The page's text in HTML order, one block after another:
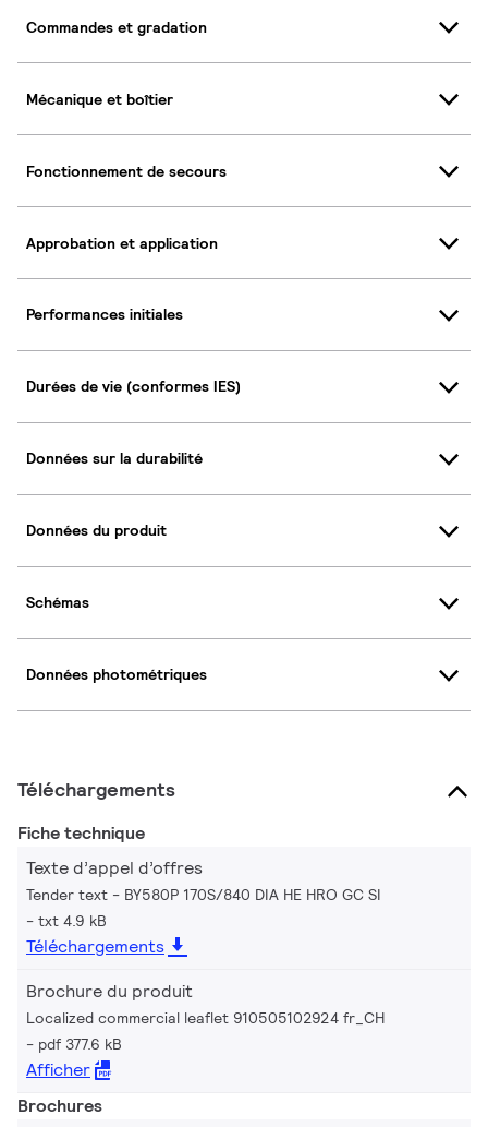
Commandes et gradation
Mécanique et boîtier
Fonctionnement de secours
Approbation et application
Performances initiales
Durées de vie (conformes IES)
Données sur la durabilité
Données du produit
Schémas
Données photométriques
Téléchargements
Fiche technique
Texte d’appel d’offres
Tender text - BY580P 170S/840 DIA HE HRO GC SI
txt 4.9 kB
Téléchargements
Brochure du produit
Localized commercial leaflet 910505102924 fr_CH
pdf 377.6 kB
Afficher
Brochures